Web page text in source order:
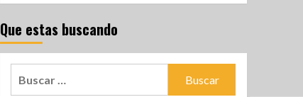
Que estas buscando